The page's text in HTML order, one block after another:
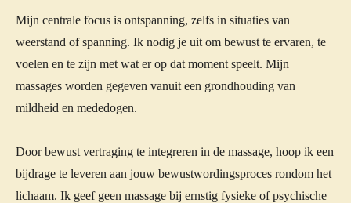
Mijn centrale focus is ontspanning, zelfs in situaties van
weerstand of spanning. Ik nodig je uit om bewust te ervaren, te
voelen en te zijn met wat er op dat moment speelt. Mijn
massages worden gegeven vanuit een grondhouding van
mildheid en mededogen.
Door bewust vertraging te integreren in de massage, hoop ik een
bijdrage te leveren aan jouw bewustwordingsproces rondom het
lichaam. Ik geef geen massage bij ernstig fysieke of psychische